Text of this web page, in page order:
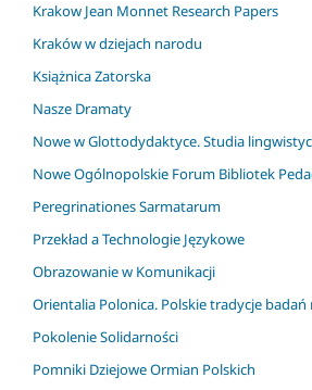
Krakow Jean Monnet Research Papers
Kraków w dziejach narodu
Książnica Zatorska
Nasze Dramaty
Nowe w Glottodydaktyce. Studia
Nowe Ogólnopolskie Forum Bibliotek
Peregrinationes Sarmatarum
Przekład a Technologie Językowe
Obrazowanie w Komunikacji
Orientalia Polonica. Polskie tradycje
Pokolenie Solidarności
Pomniki Dziejowe Ormian Polskich